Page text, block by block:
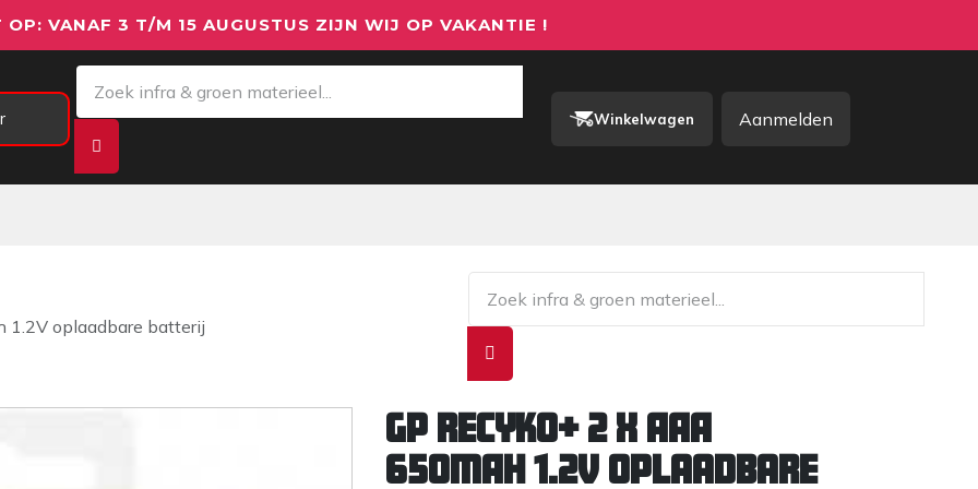
OP: VANAF 3 T/M 15 AUGUSTUS ZIJN WIJ OP VAKANTIE !
Winkelwagen Aanmelden
1.2V oplaadbare batterij
GP Recyko+ 2 x AAA
650mAh 1.2V oplaadbare